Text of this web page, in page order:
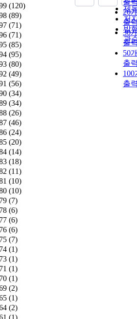
(120)
(89)
(71)
(71)
(85)
(95)
(80)
(49)
(56)
(34)
(34)
(26)
(46)
(24)
(20)
(14)
(18)
(11)
(10)
(10)
(7)
(6)
(6)
(6)
(7)
(1)
(1)
(1)
(1)
(2)
(1)
(2)
제
저
발
관
출
20
출
30
출
50
출
출